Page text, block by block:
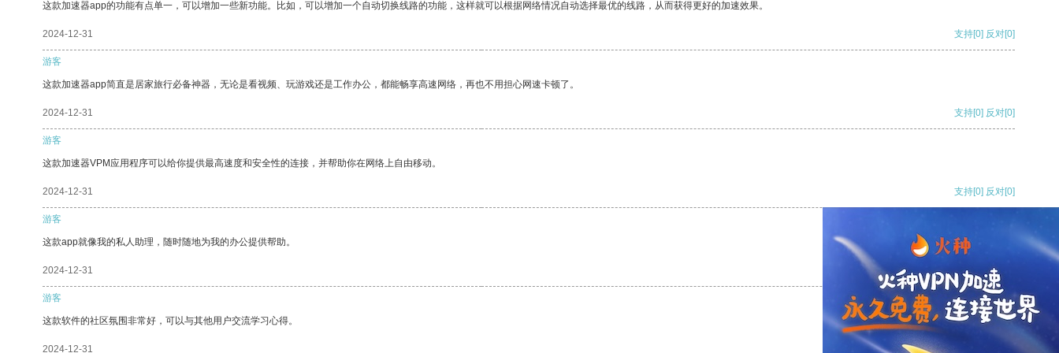
这款加速器app的功能有点单一，可以增加一些新功能。比如，可以增加一个自动切换线路的功能，这样就可以根据网络情况自动选择最优的线路，从而获得更好的加速效果。
2024-12-31 支持[0] 反对[0]
游客
这款加速器app简直是居家旅行必备神器，无论是看视频、玩游戏还是工作办公，都能畅享高速网络，再也不用担心网速卡顿了。
2024-12-31 支持[0] 反对[0]
游客
这款加速器VPM应用程序可以给你提供最高速度和安全性的连接，并帮助你在网络上自由移动。
2024-12-31 支持[0] 反对[0]
游客
这款app就像我的私人助理，随时随地为我的办公提供帮助。
2024-12-31 支持 反对
游客
这款软件的社区氛围非常好，可以与其他用户交流学习心得。
2024-12-31 [0]